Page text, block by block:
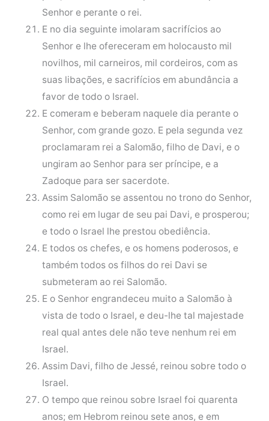
Senhor e perante o rei.
E no dia seguinte imolaram sacrifícios ao
Senhor e lhe ofereceram em holocausto mil
novilhos, mil carneiros, mil cordeiros, com as
suas libações, e sacrifícios em abundância a
favor de todo o Israel.
E comeram e beberam naquele dia perante o
Senhor, com grande gozo. E pela segunda vez
proclamaram rei a Salomão, filho de Davi, e o
ungiram ao Senhor para ser príncipe, e a
Zadoque para ser sacerdote.
Assim Salomão se assentou no trono do Senhor,
como rei em lugar de seu pai Davi, e prosperou;
e todo o Israel lhe prestou obediência.
E todos os chefes, e os homens poderosos, e
também todos os filhos do rei Davi se
submeteram ao rei Salomão.
E o Senhor engrandeceu muito a Salomão à
vista de todo o Israel, e deu-lhe tal majestade
real qual antes dele não teve nenhum rei em
Israel.
Assim Davi, filho de Jessé, reinou sobre todo o
Israel.
O tempo que reinou sobre Israel foi quarenta
anos; em Hebrom reinou sete anos, e em